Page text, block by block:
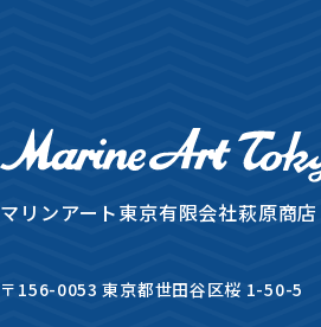
マリンアート東京有限会社萩原商店
〒156-0053 東京都世田谷区桜 1-50-5